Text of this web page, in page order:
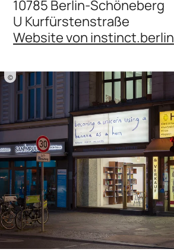
10785 Berlin-Schöneberg
U Kurfürstenstraße
Website von instinct.berlin
©